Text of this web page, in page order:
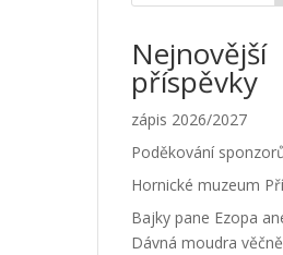
Nejnovější
příspěvky
zápis 2026/2027
Poděkování
Hornické muzeum
Bajky pane Ezopa
Dávná moudra